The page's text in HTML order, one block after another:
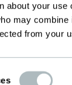
about your
may combine
from your